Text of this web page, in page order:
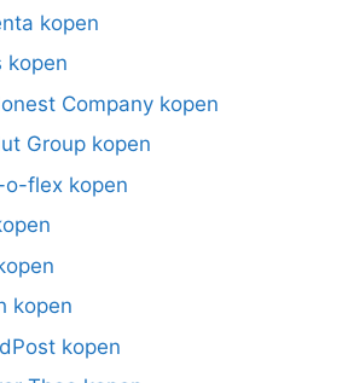
kopen
kopen
Company kopen
Group kopen
o-flex kopen
kopen
kopen